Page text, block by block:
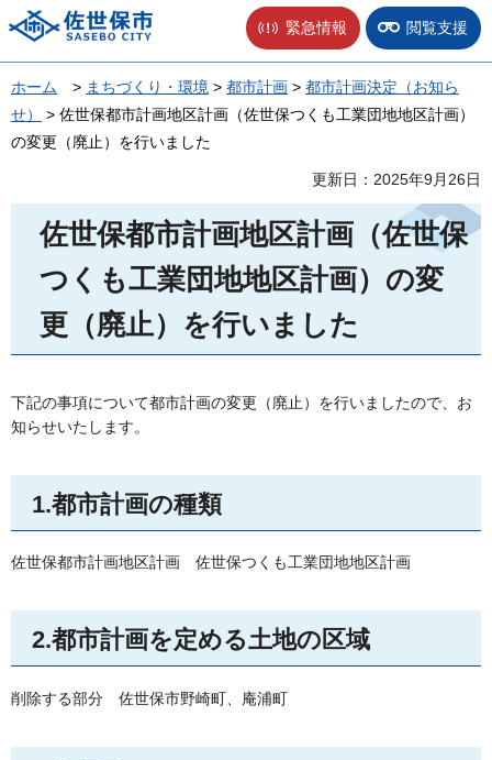
佐世保市 緊急情報 閲覧支援
ホーム > まちづくり・環境 > 都市計画 > 都市計画決定（お知ら
せ）
> 佐世保都市計画地区計画（佐世保つくも工業団地地区計画）
の変更（廃止）を行いました
更新日：2025年9月26日
佐世保都市計画地区計画（佐世保
つくも工業団地地区計画）の変
更（廃止）を行いました
下記の事項について都市計画の変更（廃止）を行いましたので、お
知らせいたします。
1.都市計画の種類
佐世保都市計画地区計画 佐世保つくも工業団地地区計画
2.都市計画を定める土地の区域
削除する部分 佐世保市野崎町、庵浦町